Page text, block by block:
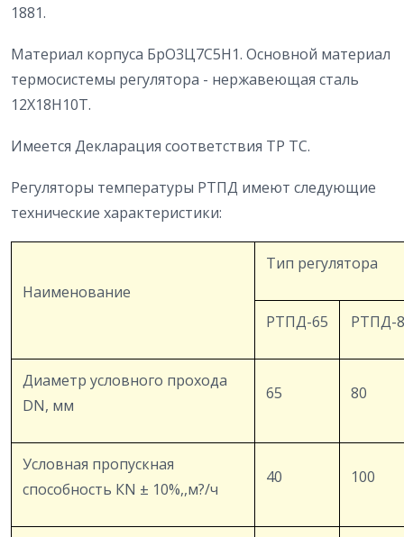
1881.
Материал корпуса БрО3Ц7С5Н1. Основной материал
термосистемы регулятора - нержавеющая сталь
12Х18Н10Т.
Имеется Декларация соответствия ТР ТС.
Регуляторы температуры РТПД имеют следующие
технические характеристики:
Наименование
Тип регулятора
РТПД-65 РТПД-
Диаметр условного прохода
DN, мм
65 80
Условная пропускная
способность КN ± 10%,,м?/ч
40 100